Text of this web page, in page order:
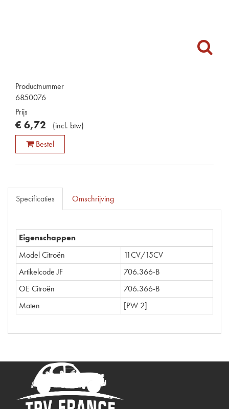
Productnummer
6850076
Prijs
€ 6,72 (incl. btw)
Bestel
Specificaties Omschrijving
Eigenschappen
Model Citroën
11CV/15CV
Artikelcode JF
706.366-B
OE Citroën
706.366-B
Maten
[PW 2]